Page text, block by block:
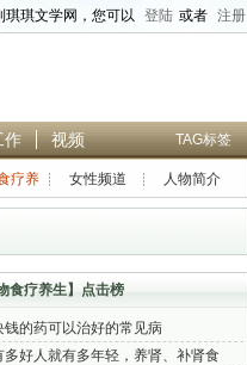
琪琪文学网，您可以 登陆 或者 注册
作 视频 TAG标签
疗养
女性频道 人物简介
搜索正文、高级标题搜索
食疗养生】点击榜
钱的药可以治好的常见病
多好人就有多年轻，养肾、补肾食